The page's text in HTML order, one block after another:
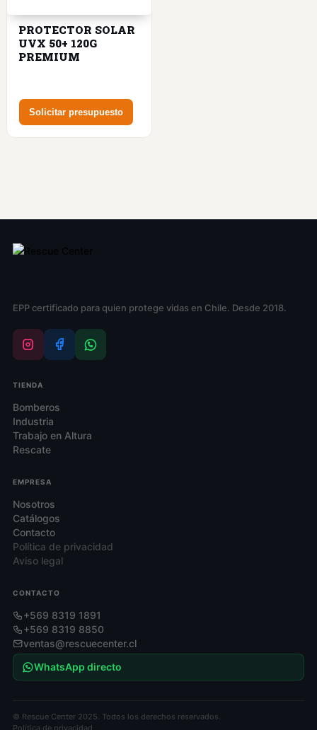
PROTECTOR SOLAR
UVX 50+ 120G
PREMIUM
Solicitar presupuesto
EPP certificado para quien protege vidas en Chile. Desde 2018.
TIENDA
Bomberos
Industria
Trabajo en Altura
Rescate
EMPRESA
Nosotros
Catálogos
Contacto
Política de privacidad
Aviso legal
CONTACTO
+569 8319 1891
+569 8319 8850
ventas@rescuecenter.cl
WhatsApp directo
© Rescue Center 2025. Todos los derechos reservados.
Política de privacidad